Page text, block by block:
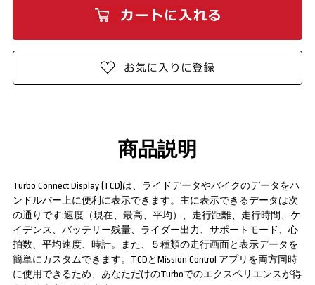
商品説明
Turbo Connect Display (TCD)は、ライドデータやバイクのデータをハ
ンドルバー上に便利に表示できます。主に表示できるデータは次
の通りです:速度（現在、最高、平均）、走行距離、走行時間、ケ
イデンス、バッテリー残量、ライダー出力、サポートモード、心
拍数、平均速度、時計。また、５種類の走行画面と表示データを
簡単にカスタムできます。TCDとMission Control アプリを両方同時
に使用できるため、あなただけのTurboでのエクスペリエンスが得